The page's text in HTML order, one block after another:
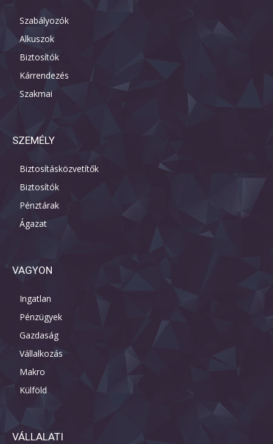
Szabályozók
Alkuszok
Biztosítók
Kárrendezés
Szakmai
SZEMÉLY
Biztosításközvetítők
Biztosítók
Pénztárak
Ágazat
VAGYON
Ingatlan
Pénzügyek
Gazdaság
Vállalkozás
Makro
Külföld
VÁLLALATI